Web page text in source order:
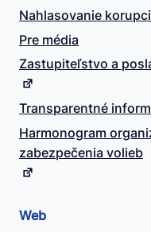
Nahlasovanie
Pre média
Zastupiteľstvo a
Transparentné
Harmonogram
zabezpečenia volieb
Web